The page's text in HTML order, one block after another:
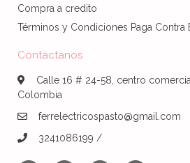
Compra a credito
Términos y Condiciones Paga Contra
Contáctanos
Calle 16 # 24-58, centro
Colombia
ferrelectricospasto@gmail.com
3241086199 /